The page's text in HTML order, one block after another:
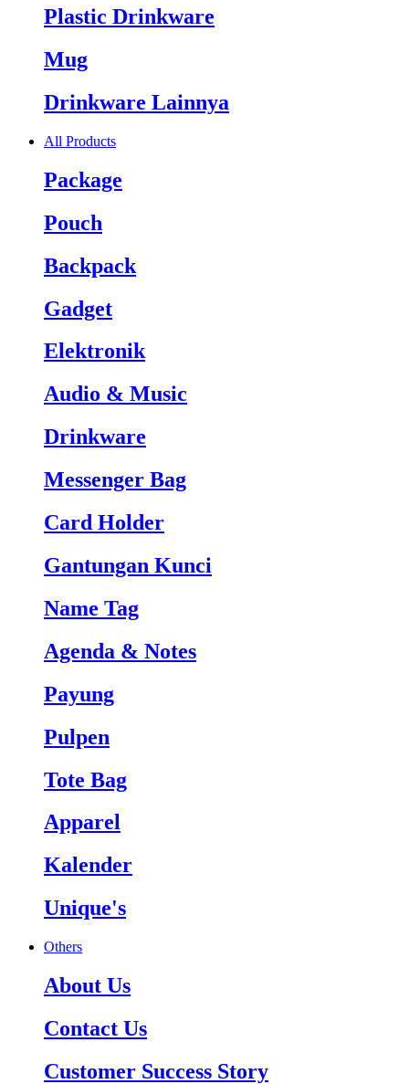
Plastic Drinkware
Mug
Drinkware Lainnya
All Products
Package
Pouch
Backpack
Gadget
Elektronik
Audio & Music
Drinkware
Messenger Bag
Card Holder
Gantungan Kunci
Name Tag
Agenda & Notes
Payung
Pulpen
Tote Bag
Apparel
Kalender
Unique's
Others
About Us
Contact Us
Customer Success Story